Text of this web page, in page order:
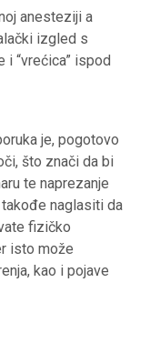
anesteziji a
izgled s
i “vrećica” ispod
je, pogotovo
što znači da bi
te naprezanje
naglasiti da
fizičko
isto može
kao i pojave